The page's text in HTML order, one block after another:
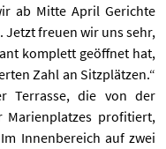
ab Mitte April Gerichte
freuen wir uns sehr,
komplett geöffnet hat,
Zahl an Sitzplätzen.“
Terrasse, die von der
Marienplatzes profitiert,
Innenbereich auf zwei